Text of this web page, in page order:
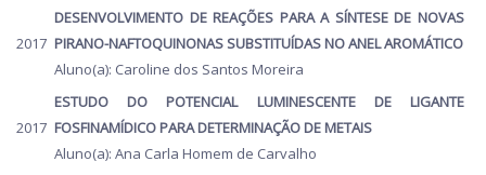
2017
DESENVOLVIMENTO DE REAÇÕES PARA A SÍNTESE DE NOVAS
PIRANO-NAFTOQUINONAS SUBSTITUÍDAS NO ANEL AROMÁTICO
Aluno(a): Caroline dos Santos Moreira
2017
ESTUDO DO POTENCIAL LUMINESCENTE DE LIGANTE
FOSFINAMÍDICO PARA DETERMINAÇÃO DE METAIS
Aluno(a): Ana Carla Homem de Carvalho